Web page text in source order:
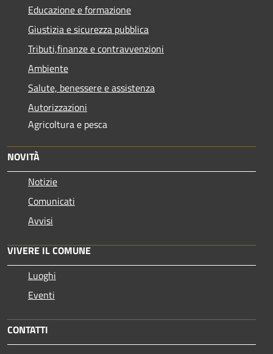
Educazione e formazione
Giustizia e sicurezza pubblica
Tributi,finanze e contravvenzioni
Ambiente
Salute, benessere e assistenza
Autorizzazioni
Agricoltura e pesca
NOVITÀ
Notizie
Comunicati
Avvisi
VIVERE IL COMUNE
Luoghi
Eventi
CONTATTI